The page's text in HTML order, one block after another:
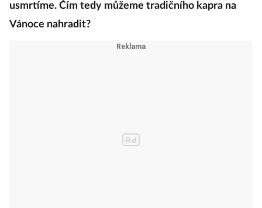
usmrtíme. Čím tedy můžeme tradičního kapra na
Vánoce nahradit?